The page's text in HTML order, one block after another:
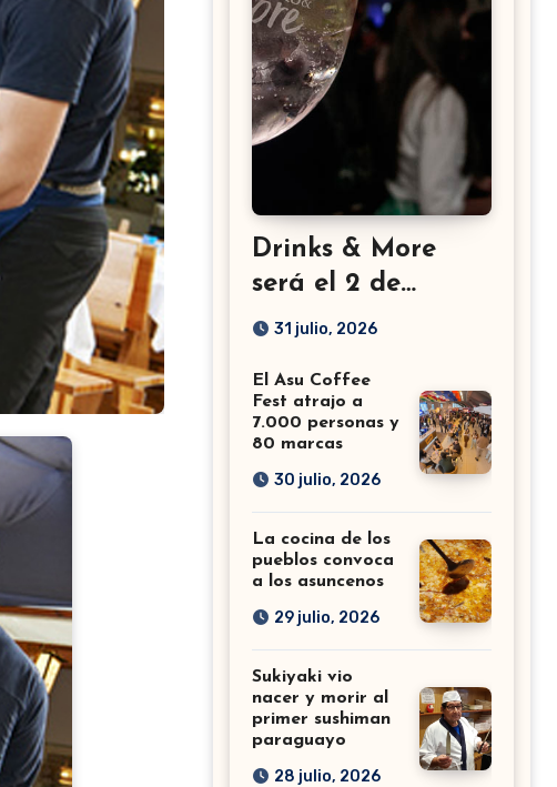
Drinks & More
será el 2 de
setiembre en el
31 julio, 2026
El Asu Coffee
Fest atrajo a
7.000 personas y
80 marcas
30 julio, 2026
La cocina de los
pueblos convoca
a los asuncenos
29 julio, 2026
Sukiyaki vio
nacer y morir al
primer sushiman
paraguayo
28 julio, 2026